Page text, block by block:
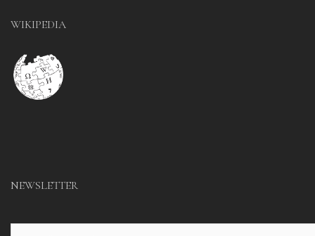
WIKIPEDIA
NEWSLETTER